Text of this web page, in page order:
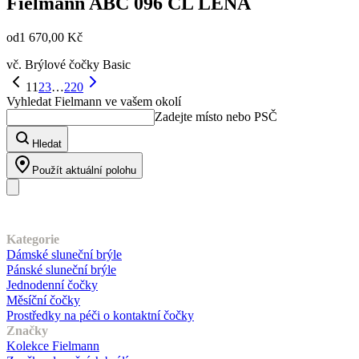
od1 670,00 Kč
vč. Brýlové čočky Basic
1 1 23…220
Vyhledat Fielmann ve vašem okolí
Zadejte místo nebo PSČ
Hledat
Použít aktuální polohu
Kategorie
Dámské sluneční brýle
Pánské sluneční brýle
Jednodenní čočky
Měsíční čočky
Prostředky na péči o kontaktní čočky
Značky
Kolekce Fielmann